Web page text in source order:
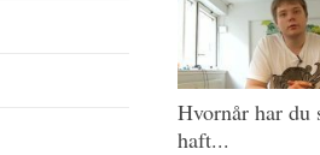
Hvornår har du
haft...